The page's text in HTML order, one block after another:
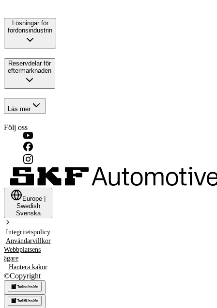
Lösningar för
fordonsindustrin
Reservdelar för
eftermarknaden
Läs mer
Följ oss
Europe
Swedish
Svenska
Integritetspolicy
Användarvillkor
Webbplatsens
ägare
Hantera kakor
©Copyright